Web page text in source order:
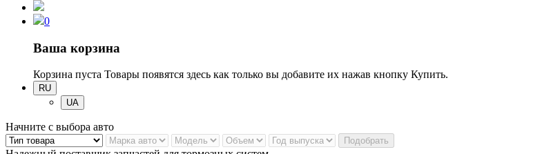
0
Ваша корзина
Корзина пуста Товары появятся здесь как только вы добавите их нажав кнопку Купить.
RU
UA
Начните с выбора авто
Подобрать